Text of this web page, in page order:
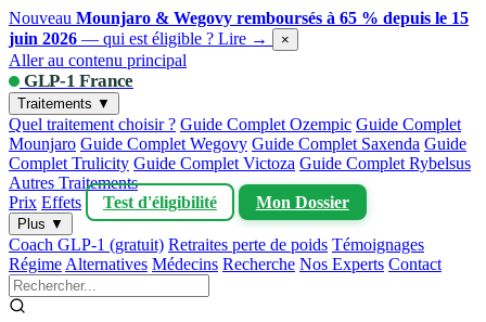
Nouveau Mounjaro & Wegovy remboursés à 65 % depuis le 15
juin 2026 — qui est éligible ? Lire → ×
Aller au contenu principal
GLP-1 France
Traitements ▼
Quel traitement choisir ? Guide Complet Ozempic Guide Complet
Mounjaro Guide Complet Wegovy Guide Complet Saxenda Guide
Complet Trulicity Guide Complet Victoza Guide Complet Rybelsus
Autres Traitements
Prix Effets Test d'éligibilité Mon Dossier
Plus ▼
Coach GLP-1 (gratuit) Retraites perte de poids Témoignages
Régime Alternatives Médecins Recherche Nos Experts Contact